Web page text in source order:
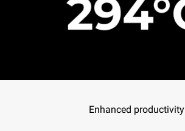
Enhanced productivity